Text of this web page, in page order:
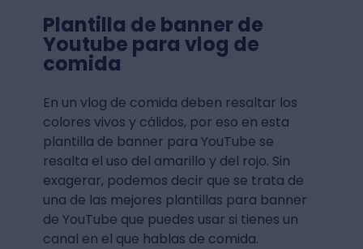
Plantilla de banner de
Youtube para vlog de
comida
En un vlog de comida deben resaltar los
colores vivos y cálidos, por eso en esta
plantilla de banner para YouTube se
resalta el uso del amarillo y del rojo. Sin
exagerar, podemos decir que se trata de
una de las mejores plantillas para banner
de YouTube que puedes usar si tienes un
canal en el que hablas de comida.